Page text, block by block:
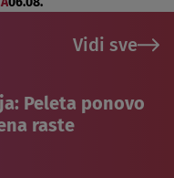
Vidi sve
Peleta ponovo
raste